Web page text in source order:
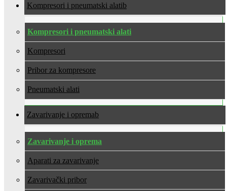
Kompresori i pneumatski alati
Kompresori i pneumatski alati
Kompresori
Pribor za kompresore
Pneumatski alati
Zavarivanje i oprema
Zavarivanje i oprema
Aparati za zavarivanje
Zavarivački pribor